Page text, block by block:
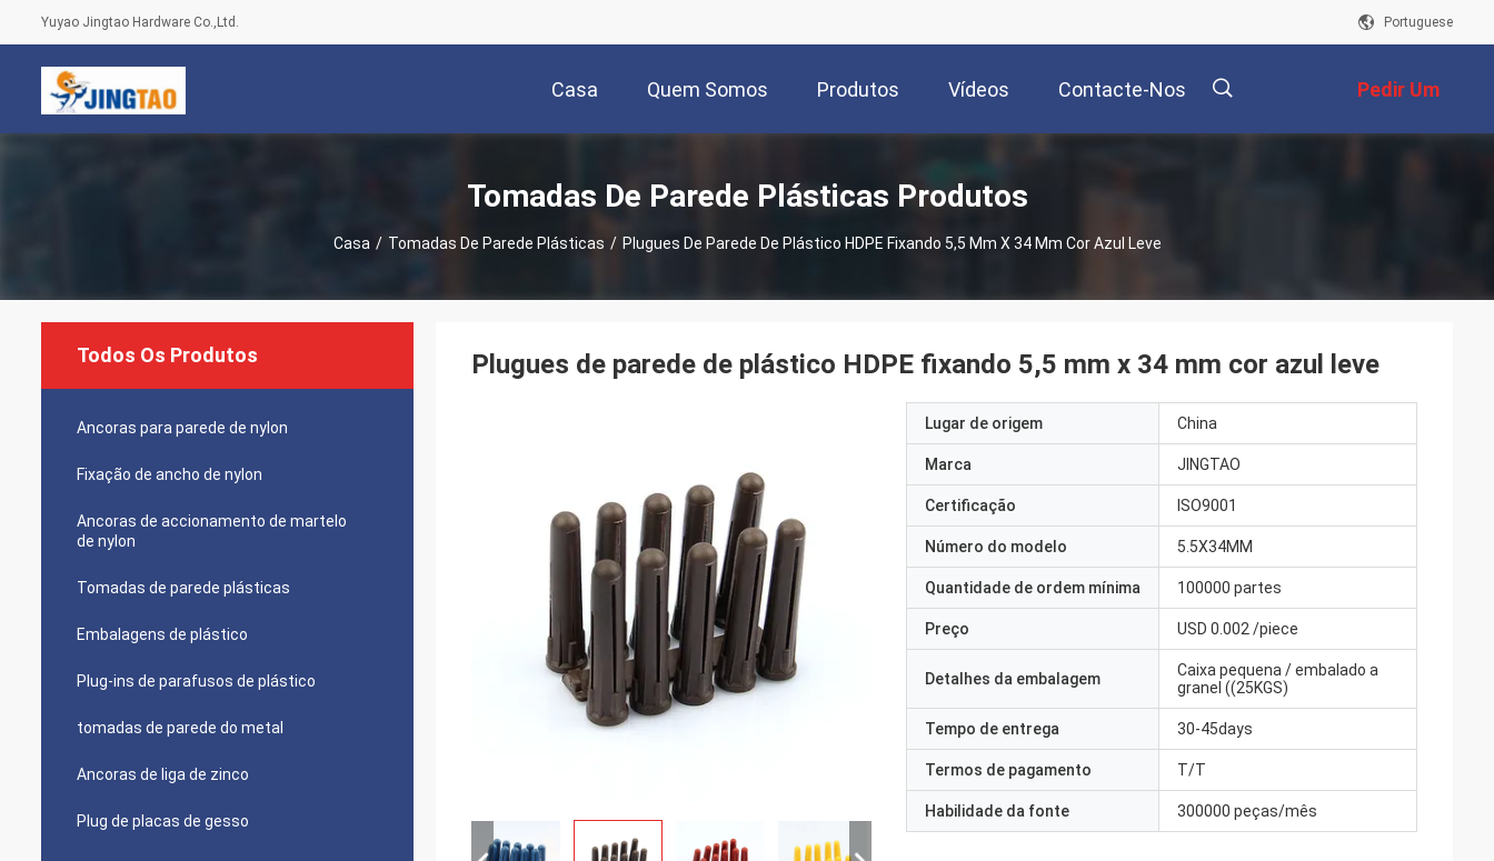
Yuyao Jingtao Hardware Co.,Ltd. Portuguese
Casa Quem Somos Produtos Vídeos Contacte-Nos Pedir Um
Orçamento
Tomadas De Parede Plásticas Produtos
Casa / Tomadas De Parede Plásticas / Plugues De Parede De Plástico HDPE Fixando 5,5 Mm X 34 Mm Cor Azul Leve
Todos Os Produtos
Ancoras para parede de nylon
Fixação de ancho de nylon
Ancoras de accionamento de martelo
de nylon
Tomadas de parede plásticas
Embalagens de plástico
Plug-ins de parafusos de plástico
tomadas de parede do metal
Ancoras de liga de zinco
Plug de placas de gesso
Plugues de parede de plástico HDPE fixando 5,5 mm x 34 mm cor azul leve
Lugar de origem China
Marca JINGTAO
Certificação ISO9001
Número do modelo 5.5X34MM
Quantidade de ordem mínima 100000 partes
Preço USD 0.002 /piece
Detalhes da embalagem
Caixa pequena / embalado a
granel ((25KGS)
Tempo de entrega 30-45days
Termos de pagamento T/T
Habilidade da fonte 300000 peças/mês